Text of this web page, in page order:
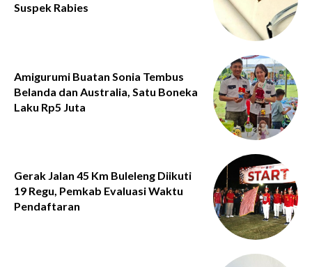
Suspek Rabies
Amigurumi Buatan Sonia Tembus
Belanda dan Australia, Satu Boneka
Laku Rp5 Juta
Gerak Jalan 45 Km Buleleng Diikuti
19 Regu, Pemkab Evaluasi Waktu
Pendaftaran